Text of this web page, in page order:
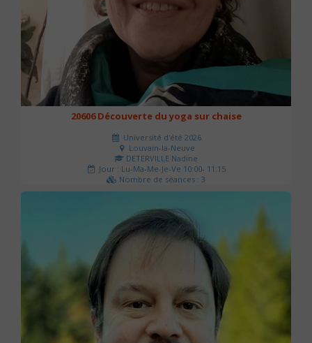
20606 Découverte du yoga sur chaise
Université d'été 2026
Louvain-la-Neuve
DETERVILLE Nadine
Jour : Lu-Ma-Me-Je-Ve 10:00- 11:15
Nombre de séances : 3
30 €